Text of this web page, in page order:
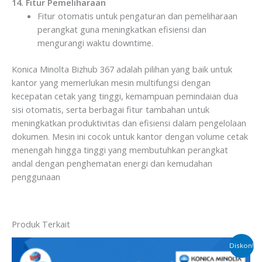
14. Fitur Pemeliharaan
Fitur otomatis untuk pengaturan dan pemeliharaan
perangkat guna meningkatkan efisiensi dan
mengurangi waktu downtime.
Konica Minolta Bizhub 367 adalah pilihan yang baik untuk
kantor yang memerlukan mesin multifungsi dengan
kecepatan cetak yang tinggi, kemampuan pemindaian dua
sisi otomatis, serta berbagai fitur tambahan untuk
meningkatkan produktivitas dan efisiensi dalam pengelolaan
dokumen. Mesin ini cocok untuk kantor dengan volume cetak
menengah hingga tinggi yang membutuhkan perangkat
andal dengan penghematan energi dan kemudahan
penggunaan
Produk Terkait
Diskon!
saat